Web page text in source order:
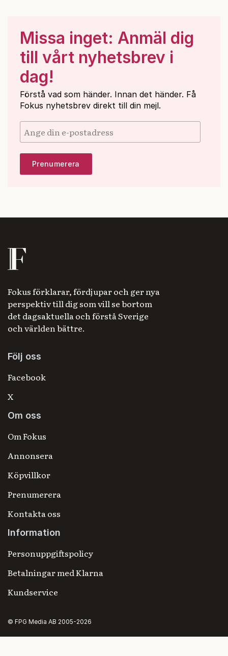
Missa inget: Anmäl dig
till vårt nyhetsbrev i
dag!
Förstå vad som händer. Innan det händer. Få
Fokus nyhetsbrev direkt till din mejl.
Fokus förklarar, fördjupar och ger nya
perspektiv till dig som vill se bortom
det dagsaktuella och förstå Sverige
och världen bättre.
Följ oss
Facebook
X
Om oss
Om Fokus
Annonsera
Köpvillkor
Prenumerera
Kontakta oss
Information
Personuppgiftspolicy
Betalningar med Klarna
Kundservice
© FPG Media AB 2005-2026